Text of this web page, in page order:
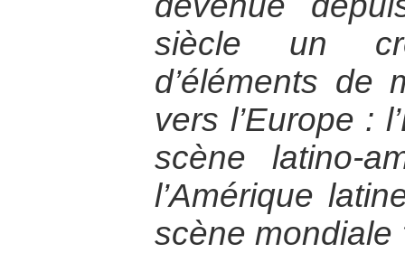
siècle un
d’éléments de
vers l’Europe :
scène latino-
l’Amérique
scène mondiale